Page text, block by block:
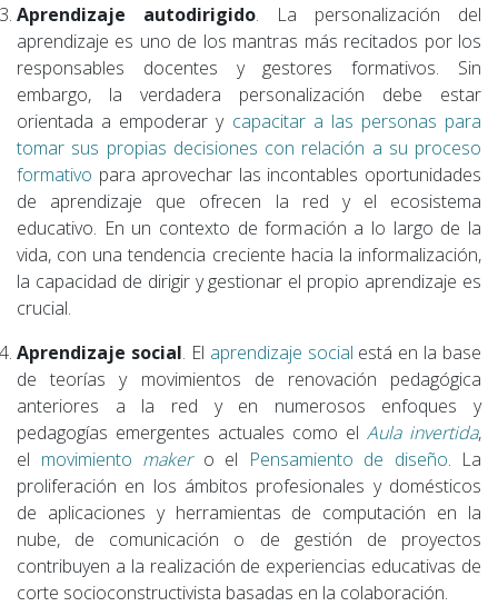
Aprendizaje autodirigido. La personalización del
aprendizaje es uno de los mantras más recitados por los
responsables docentes y gestores formativos. Sin
embargo, la verdadera personalización debe estar
orientada a empoderar y capacitar a las personas para
tomar sus propias decisiones con relación a su proceso
formativo para aprovechar las incontables oportunidades
de aprendizaje que ofrecen la red y el ecosistema
educativo. En un contexto de formación a lo largo de la
vida, con una tendencia creciente hacia la informalización,
la capacidad de dirigir y gestionar el propio aprendizaje es
crucial.
Aprendizaje social. El aprendizaje social está en la base
de teorías y movimientos de renovación pedagógica
anteriores a la red y en numerosos enfoques y
pedagogías emergentes actuales como el Aula invertida,
el movimiento makero el Pensamiento de diseño. La
proliferación en los ámbitos profesionales y domésticos
de aplicaciones y herramientas de computación en la
nube, de comunicación o de gestión de proyectos
contribuyen a la realización de experiencias educativas de
corte socioconstructivista basadas en la colaboración.